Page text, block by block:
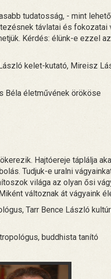
tudatosság, - mint
távlatai és fokozatai
Kérdés: élünk-e ezzel
kelet-kutató, Mireisz
Béla életművének örököse
Hajtóereje táplálja
Tudjuk-e uralni
világa az olyan ősi
változnak át vágyaink
Tarr Bence László
buddhista tanító